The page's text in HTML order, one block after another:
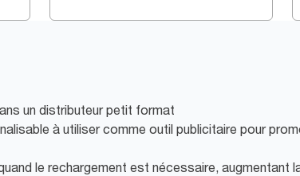
un distributeur petit format
à utiliser comme outil publicitaire pour
le rechargement est nécessaire,